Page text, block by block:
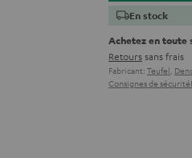
En stock
Achetez en toute
Retourssans frais
Fabricant: Teufel
Consignes de sécurité